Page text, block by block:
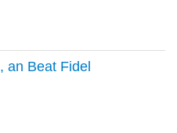
an Beat Fidel